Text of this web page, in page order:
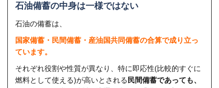
石油備蓄の中身は一様ではない
石油の備蓄は、
国家備蓄・民間備蓄・産油国共同備蓄の合算で成り立っ
ています。
それぞれ役割や性質が異なり、特に即応性(比較的すぐに
燃料として使える)が高いとされる 民間備蓄であっても、